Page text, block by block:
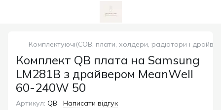
Комплектуючі(COB, плати, холдери, радіатори і
Комплект QB плата на Samsung
LM281B з драйвером MeanWell
60-240W 50
Артикул: QB Написати відгук